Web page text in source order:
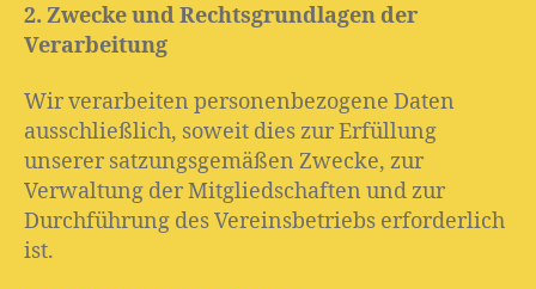
2. Zwecke und Rechtsgrundlagen der
Verarbeitung
Wir verarbeiten personenbezogene Daten
ausschließlich, soweit dies zur Erfüllung
unserer satzungsgemäßen Zwecke, zur
Verwaltung der Mitgliedschaften und zur
Durchführung des Vereinsbetriebs erforderlich
ist.